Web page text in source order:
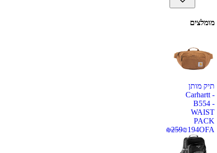
מומלצים
תיק מותן
Carhartt -
B554 -
WAIST
PACK
OFA
₪194
₪259